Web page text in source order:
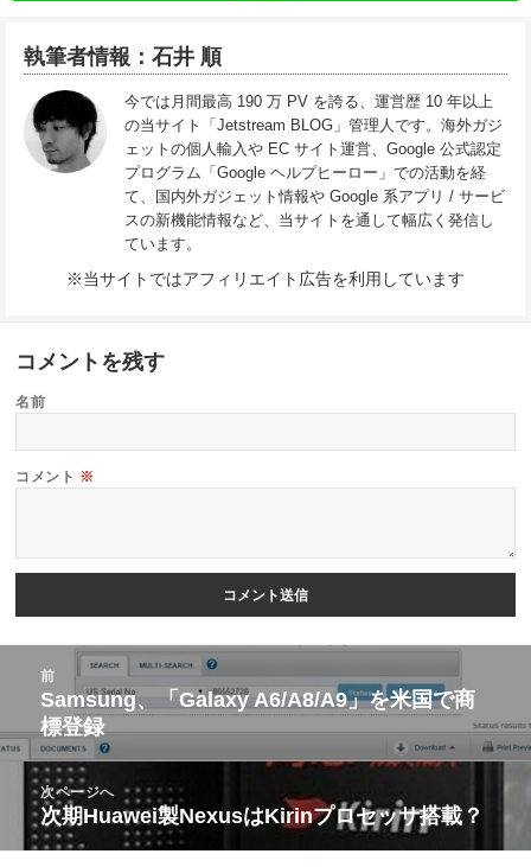
執筆者情報：石井 順
今では月間最高 190 万 PV を誇る、運営歴 10 年以上
の当サイト「Jetstream BLOG」管理人です。海外ガジ
ェットの個人輸入や EC サイト運営、Google 公式認定
プログラム「Google ヘルプヒーロー」での活動を経
て、国内外ガジェット情報や Google 系アプリ / サービ
スの新機能情報など、当サイトを通して幅広く発信し
ています。
※当サイトではアフィリエイト広告を利用しています
コメントを残す
名前
コメント ※
ナ
前
前
の
投
稿:
Samsung、「Galaxy A6/A8/A9」を米国で商
標登録
次ページへ
次
の
次期Huawei製NexusはKirinプロセッサ搭載？